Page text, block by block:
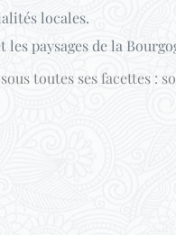
locales.
paysages de la
toutes ses facettes :